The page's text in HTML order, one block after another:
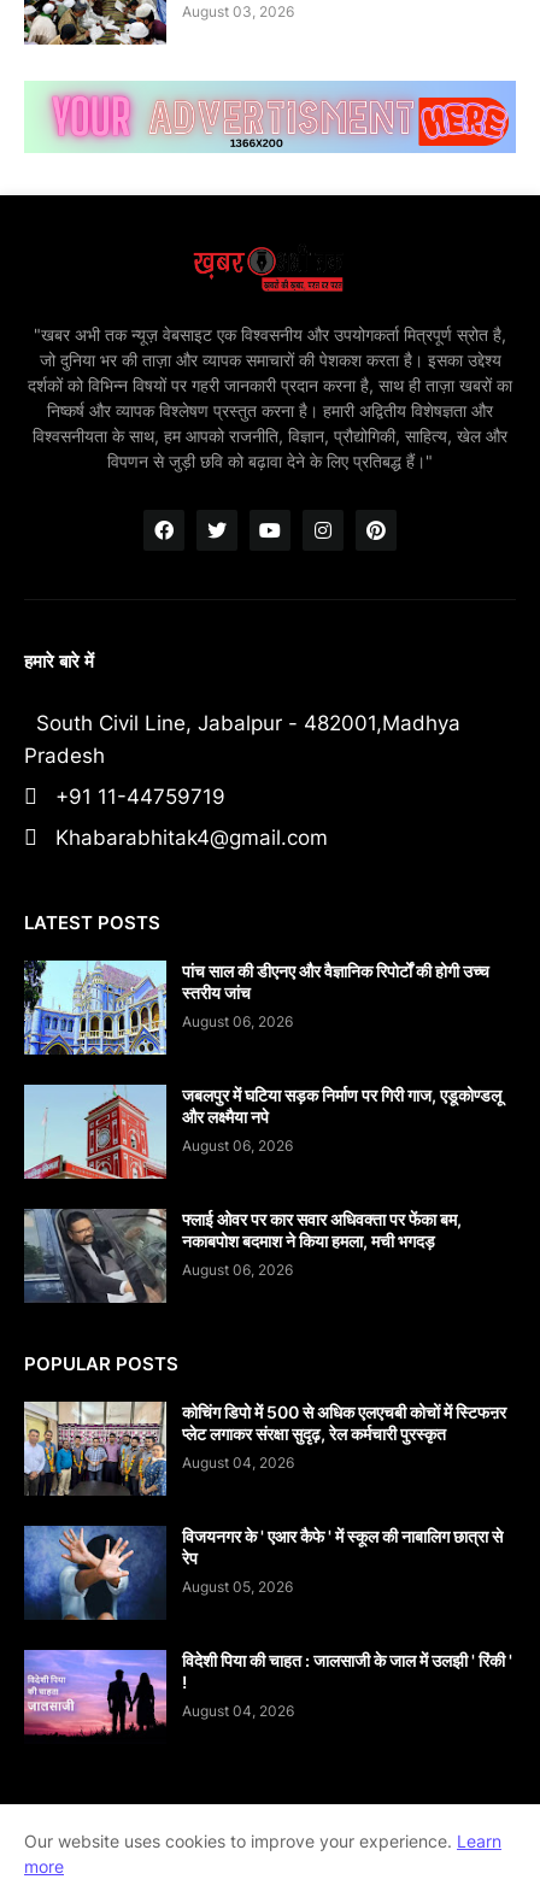
August 03, 2026
"खबर अभी तक न्यूज़ वेबसाइट एक विश्वसनीय और उपयोगकर्ता मित्रपूर्ण स्रोत है,
जो दुनिया भर की ताज़ा और व्यापक समाचारों की पेशकश करता है। इसका उद्देश्य
दर्शकों को विभिन्न विषयों पर गहरी जानकारी प्रदान करना है, साथ ही ताज़ा खबरों का
निष्कर्ष और व्यापक विश्लेषण प्रस्तुत करना है। हमारी अद्वितीय विशेषज्ञता और
विश्वसनीयता के साथ, हम आपको राजनीति, विज्ञान, प्रौद्योगिकी, साहित्य, खेल और
विपणन से जुड़ी छवि को बढ़ावा देने के लिए प्रतिबद्ध हैं।"
हमारे बारे में
South Civil Line, Jabalpur - 482001,Madhya
Pradesh
+91 11-44759719
Khabarabhitak4@gmail.com
LATEST POSTS
पांच साल की डीएनए और वैज्ञानिक रिपोर्टों की होगी उच्च
स्तरीय जांच
August 06, 2026
जबलपुर में घटिया सड़क निर्माण पर गिरी गाज, एडूकोण्डलू
और लक्ष्मैया नपे
August 06, 2026
फ्लाई ओवर पर कार सवार अधिवक्ता पर फेंका बम,
नकाबपोश बदमाश ने किया हमला, मची भगदड़
August 06, 2026
POPULAR POSTS
कोचिंग डिपो में 500 से अधिक एलएचबी कोचों में स्टिफऩर
प्लेट लगाकर संरक्षा सुदृढ़, रेल कर्मचारी पुरस्कृत
August 04, 2026
विजयनगर के ' एआर कैफे ' में स्कूल की नाबालिग छात्रा से
रेप
August 05, 2026
विदेशी पिया की चाहत : जालसाजी के जाल में उलझी ' रिंकी '
!
August 04, 2026
Home About contact-us
Disclaimer
Our website uses cookies to improve your experience. Learn
more